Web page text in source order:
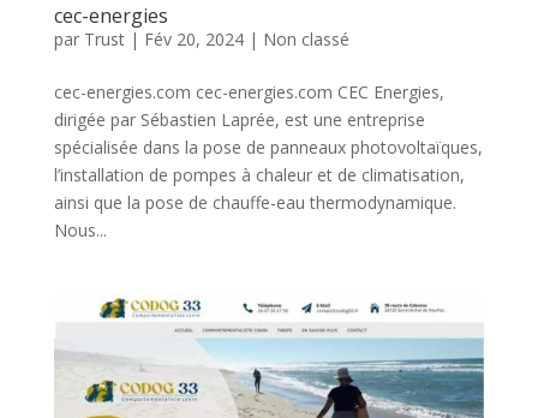
cec-energies
par Trust| Fév 20, 2024| Non classé
cec-energies.com cec-energies.com CEC Energies,
dirigée par Sébastien Laprée, est une entreprise
spécialisée dans la pose de panneaux photovoltaïques,
l’installation de pompes à chaleur et de climatisation,
ainsi que la pose de chauffe-eau thermodynamique.
Nous...